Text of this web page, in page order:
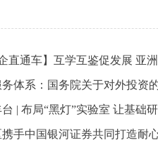
直通车】互学互鉴促发展 亚
体系：国务院关于对外投资
| 布局“黑灯”实验室 让基础
手中国银河证券共同打造耐